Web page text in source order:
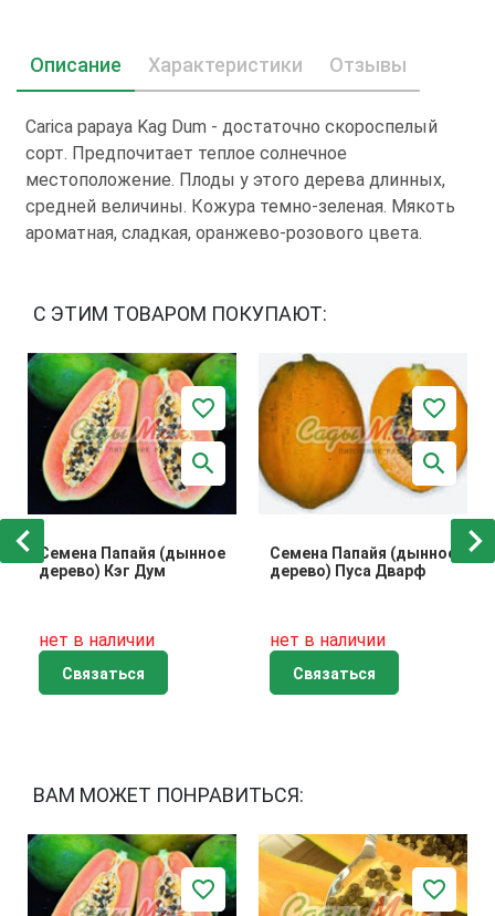
Описание Характеристики Отзывы
Carica papaya Kag Dum - достаточно скороспелый
сорт. Предпочитает теплое солнечное
местоположение. Плоды у этого дерева длинных,
средней величины. Кожура темно-зеленая. Мякоть
ароматная, сладкая, оранжево-розового цвета.
С ЭТИМ ТОВАРОМ ПОКУПАЮТ:
Семена Папайя (дынное
дерево) Кэг Дум
нет в наличии
Связаться
Семена Папайя (дынное
дерево) Пуса Дварф
нет в наличии
Связаться
ВАМ МОЖЕТ ПОНРАВИТЬСЯ: